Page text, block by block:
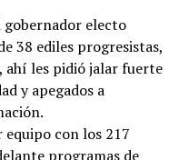
gobernador electo
38 ediles progresistas,
ahí les pidió jalar fuerte
y apegados a
con los 217
programas de